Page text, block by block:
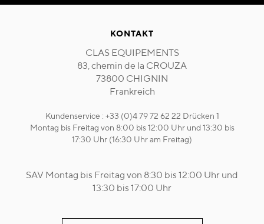
KONTAKT
CLAS EQUIPEMENTS
83, chemin de la CROUZA
73800 CHIGNIN
Frankreich
Kundenservice : +33 (0)4 79 72 62 22 Drücken 1
Montag bis Freitag von 8:00 bis 12:00 Uhr und 13:30 bis
17:30 Uhr (16:30 Uhr am Freitag)
SAV Montag bis Freitag von 8:30 bis 12:00 Uhr und
13:30 bis 17:00 Uhr